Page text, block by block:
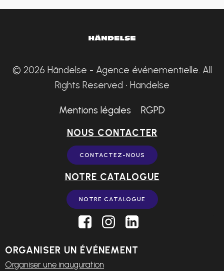
© 2026 Händelse - Agence événementielle. All
Rights Reserved • Handelse
Mentions légales
RGPD
NOUS CONTACTER
CONTACTEZ-NOUS
NOTRE CATALOGUE
NOTRE CATALOGUE
ORGANISER UN ÉVÉNEMENT
Organiser une inauguration